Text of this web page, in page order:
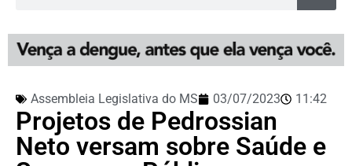
Assembleia Legislativa do MS 03/07/2023 11:42
Projetos de Pedrossian
Neto versam sobre Saúde e